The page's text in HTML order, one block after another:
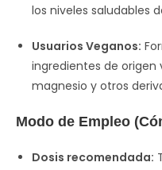
los niveles saludables
Usuarios Veganos:
ingredientes de origen
magnesio y otros
Modo de Empleo
Dosis recomendada: